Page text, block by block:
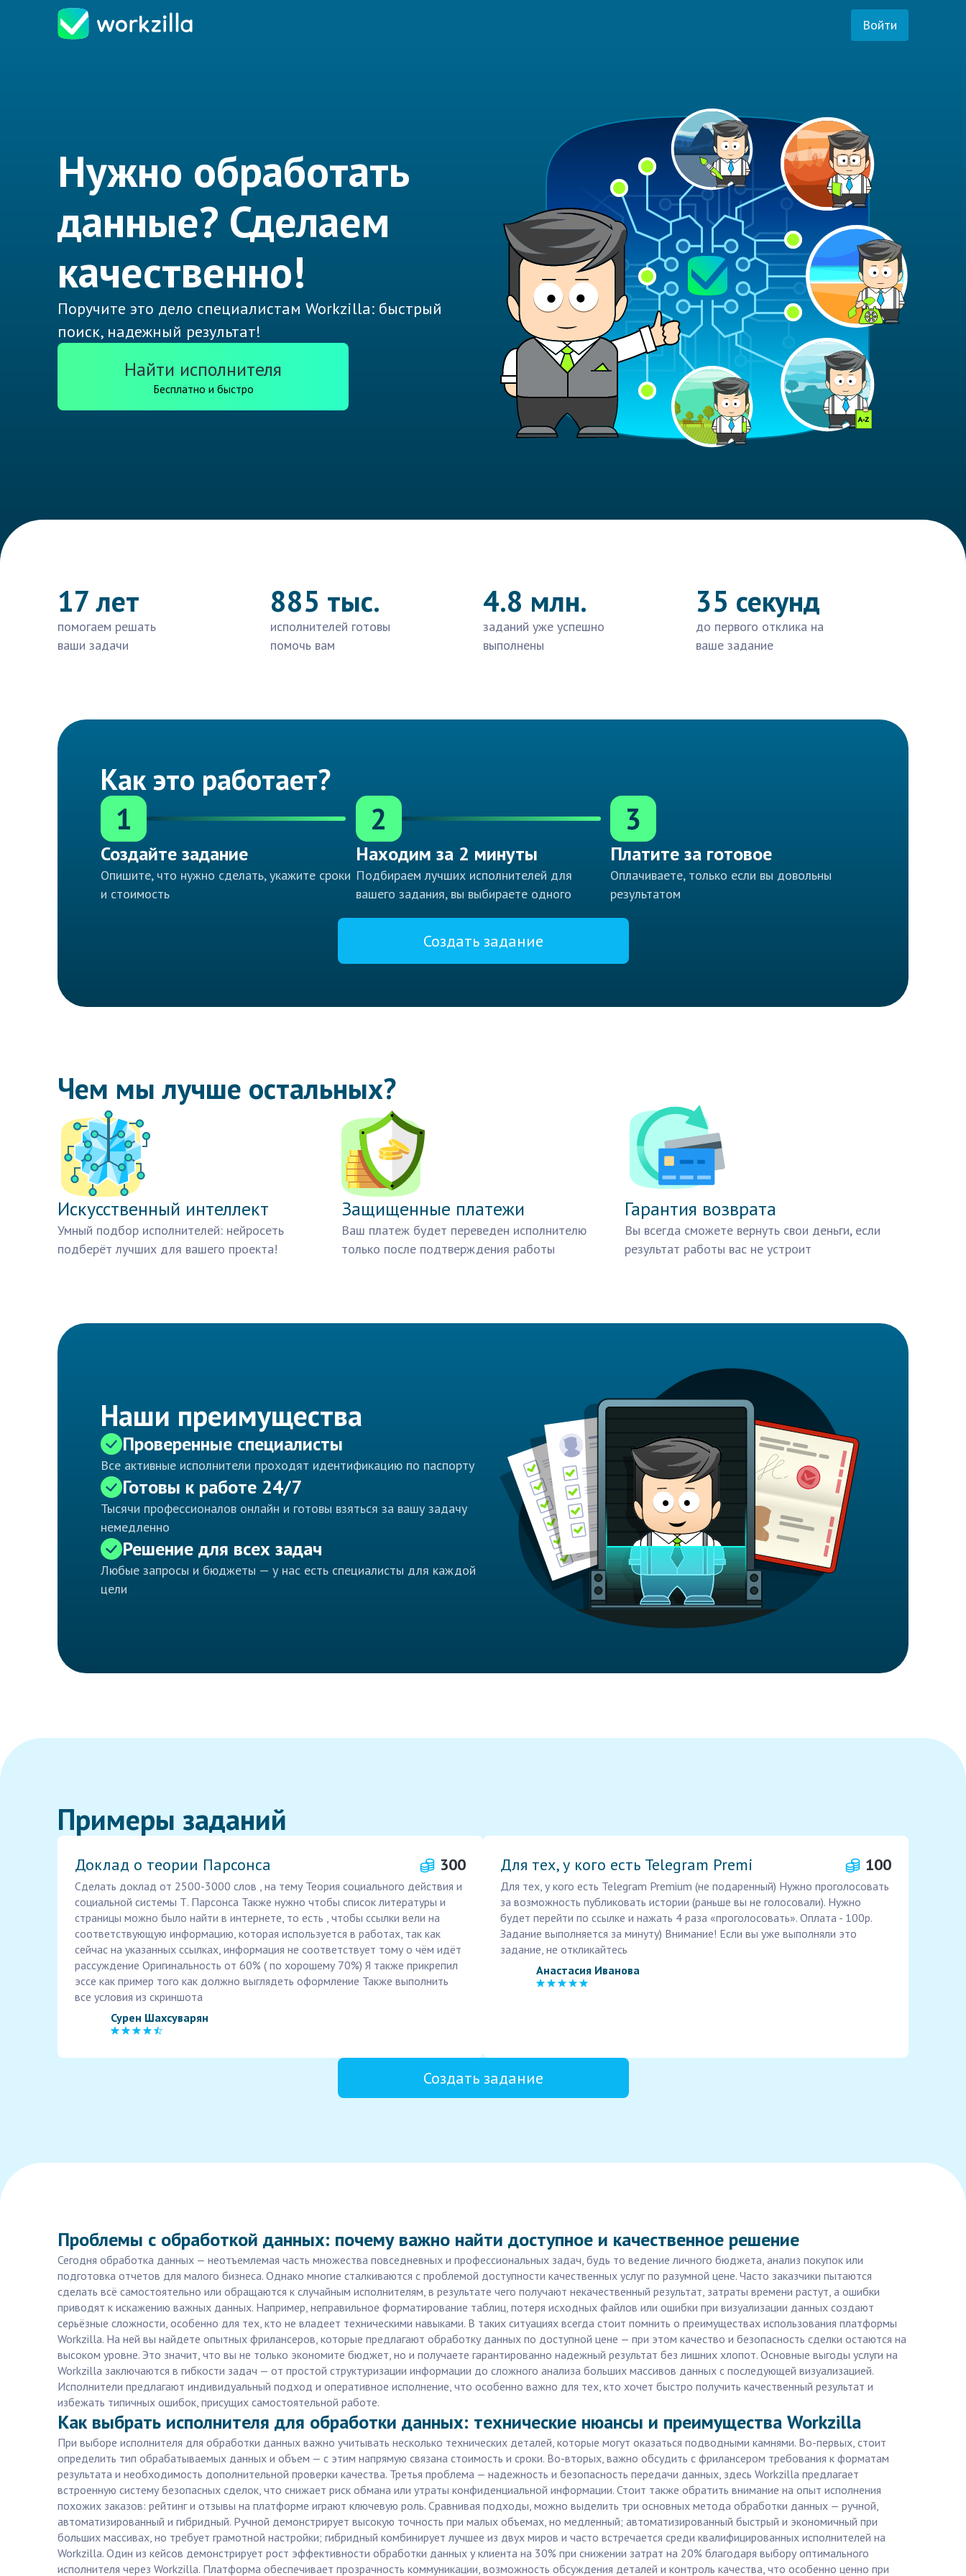
Войти
Нужно обработать
данные? Сделаем
качественно!
Поручите это дело специалистам Workzilla: быстрый
поиск, надежный результат!
Найти исполнителя
Бесплатно и быстро
17 лет
помогаем решать
ваши задачи
885 тыс.
исполнителей готовы
помочь вам
4.8 млн.
заданий уже успешно
выполнены
35 секунд
до первого отклика на
ваше задание
Как это работает?
1
Создайте задание
Опишите, что нужно сделать, укажите сроки
и стоимость
2
Находим за 2 минуты
Подбираем лучших исполнителей для
вашего задания, вы выбираете одного
3
Платите за готовое
Оплачиваете, только если вы довольны
результатом
Создать задание
Чем мы лучше остальных?
Искусственный интеллект
Умный подбор исполнителей: нейросеть
подберёт лучших для вашего проекта!
Защищенные платежи
Ваш платеж будет переведен исполнителю
только после подтверждения работы
Гарантия возврата
Вы всегда сможете вернуть свои деньги, если
результат работы вас не устроит
Наши преимущества
Проверенные специалисты
Все активные исполнители проходят идентификацию по паспорту
Готовы к работе 24/7
Тысячи профессионалов онлайн и готовы взяться за вашу задачу
немедленно
Решение для всех задач
Любые запросы и бюджеты — у нас есть специалисты для каждой
цели
Примеры заданий
Доклад о теории Парсонса 300
Сделать доклад от 2500-3000 слов , на тему Теория социального действия и
социальной системы Т. Парсонса Также нужно чтобы список литературы и
страницы можно было найти в интернете, то есть , чтобы ссылки вели на
соответствующую информацию, которая используется в работах, так как
сейчас на указанных ссылках, информация не соответствует тому о чём идёт
рассуждение Оригинальность от 60% ( по хорошему 70%) Я также прикрепил
эссе как пример того как должно выглядеть оформление Также выполнить
все условия из скриншота
Сурен Шахсуварян
Для тех, у кого есть Telegram Premi 100
Для тех, у кого есть Telegram Premium (не подаренный) Нужно проголосовать
за возможность публиковать истории (раньше вы не голосовали). Нужно
будет перейти по ссылке и нажать 4 раза «проголосовать». Оплата - 100р.
Задание выполняется за минуту) Внимание! Если вы уже выполняли это
задание, не откликайтесь
Анастасия Иванова
Создать задание
Проблемы с обработкой данных: почему важно найти доступное и качественное решение
Сегодня обработка данных — неотъемлемая часть множества повседневных и профессиональных задач, будь то ведение личного бюджета, анализ покупок или
подготовка отчетов для малого бизнеса. Однако многие сталкиваются с проблемой доступности качественных услуг по разумной цене. Часто заказчики пытаются
сделать всё самостоятельно или обращаются к случайным исполнителям, в результате чего получают некачественный результат, затраты времени растут, а ошибки
приводят к искажению важных данных. Например, неправильное форматирование таблиц, потеря исходных файлов или ошибки при визуализации данных создают
серьёзные сложности, особенно для тех, кто не владеет техническими навыками. В таких ситуациях всегда стоит помнить о преимуществах использования платформы
Workzilla. На ней вы найдете опытных фрилансеров, которые предлагают обработку данных по доступной цене — при этом качество и безопасность сделки остаются на
высоком уровне. Это значит, что вы не только экономите бюджет, но и получаете гарантированно надежный результат без лишних хлопот. Основные выгоды услуги на
Workzilla заключаются в гибкости задач — от простой структуризации информации до сложного анализа больших массивов данных с последующей визуализацией.
Исполнители предлагают индивидуальный подход и оперативное исполнение, что особенно важно для тех, кто хочет быстро получить качественный результат и
избежать типичных ошибок, присущих самостоятельной работе.
Как выбрать исполнителя для обработки данных: технические нюансы и преимущества Workzilla
При выборе исполнителя для обработки данных важно учитывать несколько технических деталей, которые могут оказаться подводными камнями. Во-первых, стоит
определить тип обрабатываемых данных и объем — с этим напрямую связана стоимость и сроки. Во-вторых, важно обсудить с фрилансером требования к форматам
результата и необходимость дополнительной проверки качества. Третья проблема — надежность и безопасность передачи данных, здесь Workzilla предлагает
встроенную систему безопасных сделок, что снижает риск обмана или утраты конфиденциальной информации. Стоит также обратить внимание на опыт исполнения
похожих заказов: рейтинг и отзывы на платформе играют ключевую роль. Сравнивая подходы, можно выделить три основных метода обработки данных — ручной,
автоматизированный и гибридный. Ручной демонстрирует высокую точность при малых объемах, но медленный; автоматизированный быстрый и экономичный при
больших массивах, но требует грамотной настройки; гибридный комбинирует лучшее из двух миров и часто встречается среди квалифицированных исполнителей на
Workzilla. Один из кейсов демонстрирует рост эффективности обработки данных у клиента на 30% при снижении затрат на 20% благодаря выбору оптимального
исполнителя через Workzilla. Платформа обеспечивает прозрачность коммуникации, возможность обсуждения деталей и контроль качества, что особенно ценно при